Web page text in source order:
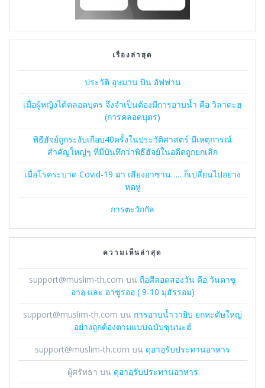
เรื่องล่าสุด
ประวัติ อุษมาน บิน อัฟฟาน
เมื่อผู้หญิงได้คลอดบุตร จึงจำเป็นต้องมีการอาบน้ำ คือ วิลาดะฮฺ
(การคลอดบุตร)
พิธีฮัจย์ถูกระงับเกือบ40ครั้งในประวัติศาสตร์ มีเหตุการณ์
สำคัญใหญ่ๆ ที่มีบันทึกว่าพิธีฮัจย์ในอดีตถูกยกเลิก
เมื่อโรคระบาด Covid-19 มา เสียงอาซาน……ก็เปลี่ยนไปอย่าง
หดหู่
การตะวักกัล
ความเห็นล่าสุด
support@muslim-th.com บน ถือศีลอดสองวัน คือ วันตาซู
อาอฺ และ อาซูรออฺ ( 9-10 มุฮัรรอม)
support@muslim-th.com บน การอาบน้ำวายิบ ยกหะดัษใหญ่
อย่างถูกต้องตามแบบฉบับซุนนะฮ์
support@muslim-th.com บน ดุอาอฺรับประทานอาหาร
ผู้ศรัทธา บน ดุอาอฺรับประทานอาหาร